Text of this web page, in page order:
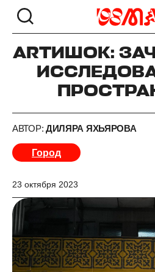
ARTИШОК:
АВТОР: ДИЛЯРА ЯХЬЯРОВА
Город
23 октября 2023